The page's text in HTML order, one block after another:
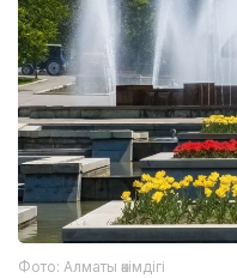
Фото: Алматы әкімдігі